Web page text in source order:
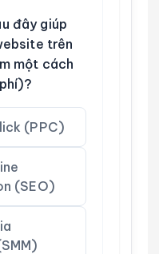
đây giúp
trên
một cách
(PPC)
(SEO)